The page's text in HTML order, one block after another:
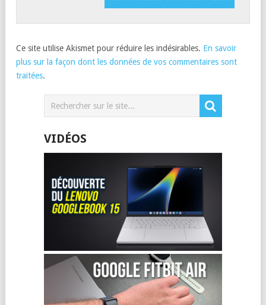
Ce site utilise Akismet pour réduire les indésirables. En savoir
plus sur la façon dont les données de vos commentaires sont
traitées.
VIDÉOS